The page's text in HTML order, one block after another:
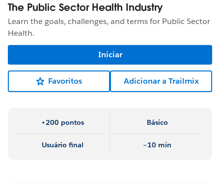
The Public Sector Health Industry
Learn the goals, challenges, and terms for Public Sector
Health.
Iniciar
Favoritos Adicionar a Trailmix
+200 pontos Básico
Usuário final ~10 min